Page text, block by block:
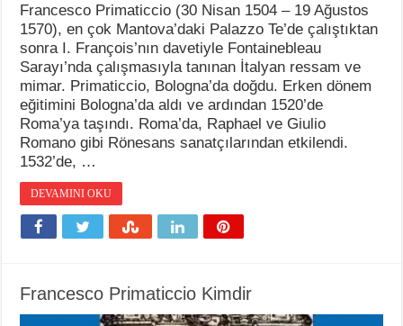
Francesco Primaticcio (30 Nisan 1504 – 19 Ağustos
1570), en çok Mantova’daki Palazzo Te’de çalıştıktan
sonra I. François’nın davetiyle Fontainebleau
Sarayı’nda çalışmasıyla tanınan İtalyan ressam ve
mimar. Primaticcio, Bologna’da doğdu. Erken dönem
eğitimini Bologna’da aldı ve ardından 1520’de
Roma’ya taşındı. Roma’da, Raphael ve Giulio
Romano gibi Rönesans sanatçılarından etkilendi.
1532’de, …
DEVAMINI OKU
Francesco Primaticcio Kimdir